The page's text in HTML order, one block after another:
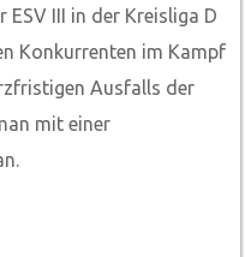
III in der Kreisliga D
Konkurrenten im Kampf
Ausfalls der
mit einer